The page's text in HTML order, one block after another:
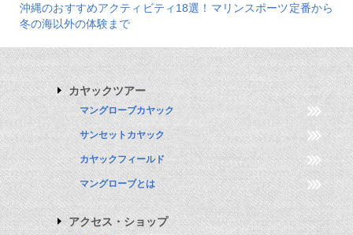
沖縄のおすすめアクティビティ18選！マリンスポーツ定番から
冬の海以外の体験まで
カヤックツアー
マングローブカヤック
サンセットカヤック
カヤックフィールド
マングローブとは
アクセス・ショップ